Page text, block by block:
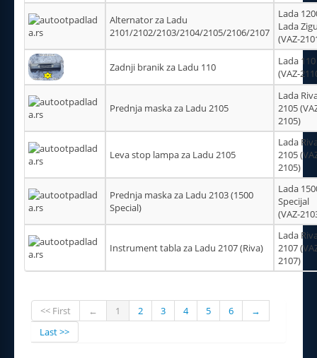
Alternator za Ladu
2101/2102/2103/2104/2105/2106/2107
Lada
Lada
(VAZ-
Zadnji branik za Ladu 110
Lada 110
(VAZ-
Prednja maska za Ladu 2105
Lada
2105
2105)
Leva stop lampa za Ladu 2105
Lada
2105
2105)
Prednja maska za Ladu 2103 (1500
Special)
Lada
Specijal
(VAZ-
Instrument tabla za Ladu 2107 (Riva)
Lada
2107
2107)
<< First ← 1 2 3 4 5 6
→
Last >>